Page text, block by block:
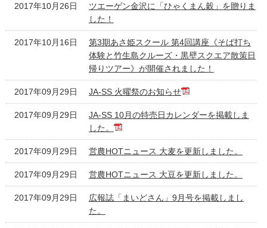
2017年10月26日
ツエーゲン金沢に「ひゃくまん穀」を贈りま
した！
2017年10月16日
第3期あさ姫スクール 第4回講座《そば打ち
体験と竹生島クルーズ・黒壁スクエア散策日
帰りツアー》が開催されました！
2017年09月29日 JA-SS 火曜祭のお知らせ
2017年09月29日
JA-SS 10月の特売日カレンダーを掲載しま
した。
2017年09月29日 営農HOTニュース 大麦を更新しました。
2017年09月29日 営農HOTニュース 大豆を更新しました。
2017年09月29日
広報誌「まいどさん」9月号を掲載しまし
た。